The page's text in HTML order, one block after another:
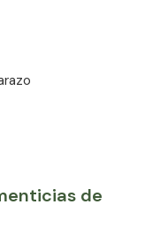
de